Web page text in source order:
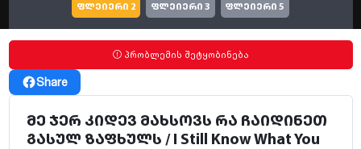
ფლეიერი 2 ფლეიერი 3 ფლეიერი 5
პრობლემის შეტყობინება
Share
მე ჯერ კიდევ მახსოვს რა ჩაიდინეთ
გასულ ზაფხულს / I Still Know What You